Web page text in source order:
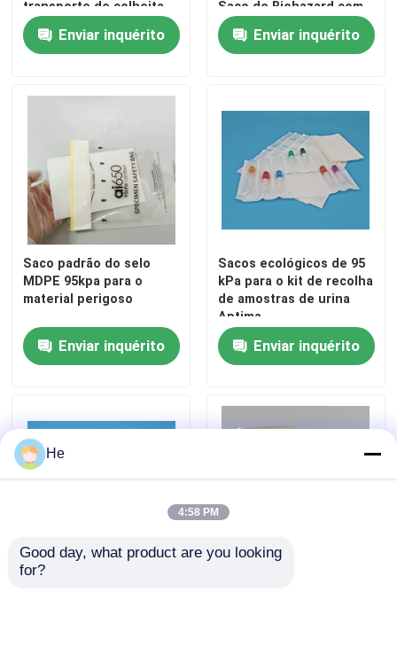
Controle de qualidade
sacos 95Kpa
saco do transporte do espécime 95kPa
saco do Biohazard 95kPa
Malotes absorventes
luvas absorventes
transporte de colheita
de amostras
Enviar inquérito
Saco de Biohazard com
Fecho Seguro e
Almofada Solidificante
Enviar inquérito
Saco padrão do selo
MDPE 95kpa para o
material perigoso
Enviar inquérito
Sacos ecológicos de 95
kPa para o kit de recolha
de amostras de urina
Aptima
Enviar inquérito
AIC 95kPa Saco de
He
4:58 PM
Good day, what product are you looking
for?